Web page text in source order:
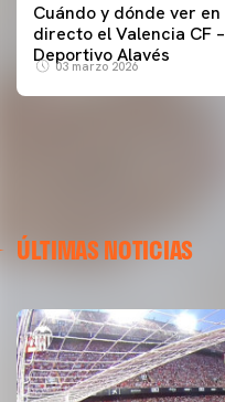
Cuándo y dónde ver en
directo el Valencia CF –
Deportivo Alavés
03 marzo 2026
ÚLTIMAS NOTICIAS